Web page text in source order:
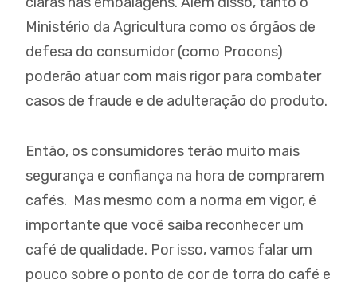
Ministério da Agricultura como os órgãos de
defesa do consumidor (como Procons)
poderão atuar com mais rigor para combater
casos de fraude e de adulteração do produto.
Então, os consumidores terão muito mais
segurança e confiança na hora de comprarem
cafés. Mas mesmo com a norma em vigor, é
importante que você saiba reconhecer um
café de qualidade. Por isso, vamos falar um
pouco sobre o ponto de cor de torra do café e